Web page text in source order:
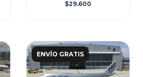
$29.600
ENVÍO GRATIS